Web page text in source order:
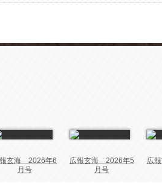
玄海 2026年6
月号
広報玄海 2026年5
月号
広